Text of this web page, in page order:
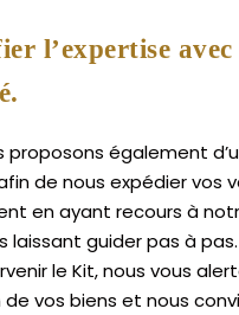
l’expertise
proposons également
de nous expédier vos
en ayant recours à
laissant guider pas à
le Kit, nous vous
vos biens et nous